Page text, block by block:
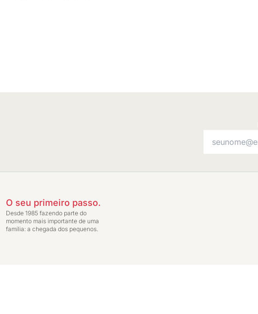
O seu primeiro passo.
Desde 1985 fazendo parte do
momento mais importante de uma
família: a chegada dos pequenos.